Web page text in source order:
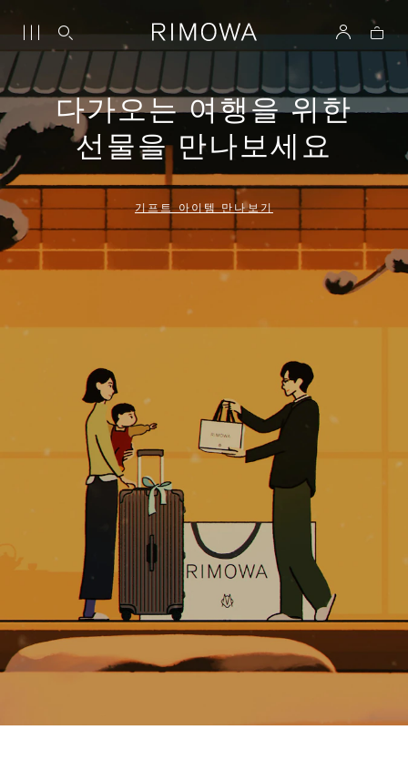
다가오는 여행을 위한
선물을 만나보세요
기프트 아이템 만나보기